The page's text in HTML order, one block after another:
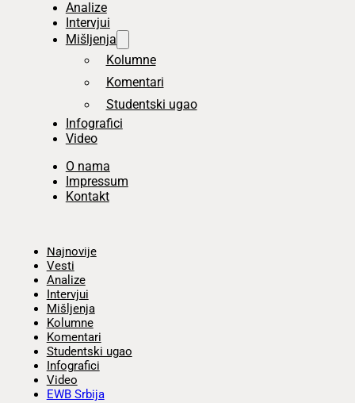
Analize
Intervjui
Mišljenja
Kolumne
Komentari
Studentski ugao
Infografici
Video
O nama
Impressum
Kontakt
Najnovije
Vesti
Analize
Intervjui
Mišljenja
Kolumne
Komentari
Studentski ugao
Infografici
Video
EWB Srbija